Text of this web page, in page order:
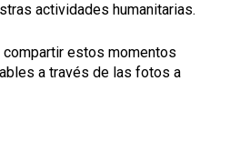
actividades humanitarias.
compartir estos momentos
a través de las fotos a